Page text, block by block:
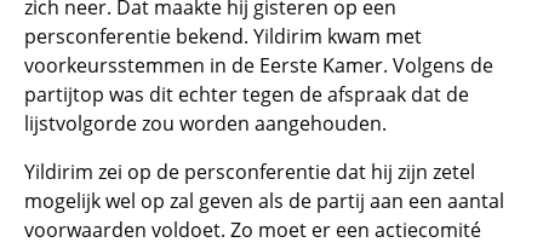
zich neer. Dat maakte hij gisteren op een
persconferentie bekend. Yildirim kwam met
voorkeursstemmen in de Eerste Kamer. Volgens de
partijtop was dit echter tegen de afspraak dat de
lijstvolgorde zou worden aangehouden.
Yildirim zei op de persconferentie dat hij zijn zetel
mogelijk wel op zal geven als de partij aan een aantal
voorwaarden voldoet. Zo moet er een actiecomité